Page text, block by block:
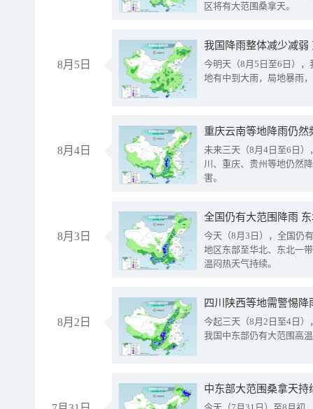
区将有大范围桑拿天。
8月5日
我国降雨整体减少减弱
今明天（8月5日至6日）
地有中到大雨，局地暴雨
8月4日
重庆云南等地降雨仍然
未来三天（8月4日至6日
川、重庆、贵州等地仍然
害。
8月3日
全国仍有大范围降雨
今天（8月3日），全国仍
地区东部至华北、东北一
温闷热天气持续。
8月2日
今起三天（8月2日至4日
我国中东部仍有大范围高
中东部大范围桑拿天